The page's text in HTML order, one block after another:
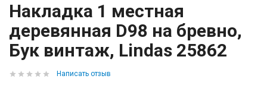
Накладка 1 местная
деревянная D98 на бревно,
Бук винтаж, Lindas 25862
Написать отзыв